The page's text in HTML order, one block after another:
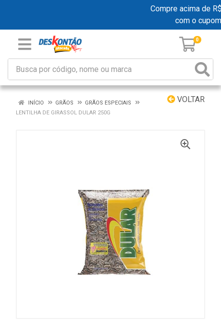
Compre acima de
com o
0
VOLTAR
INÍCIO GRÃOS
GRÃOS ESPECIAIS
LENTILHA DE GIRASSOL DULAR 250G